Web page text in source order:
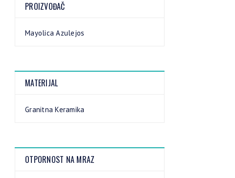
PROIZVOĐAČ
Mayolica Azulejos
MATERIJAL
Granitna Keramika
OTPORNOST NA MRAZ